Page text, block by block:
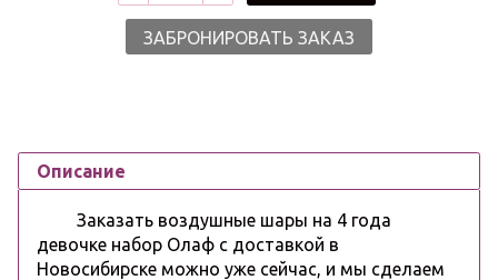
ЗАБРОНИРОВАТЬ ЗАКАЗ
Описание
Заказать воздушные шары на 4 года
девочке набор Олаф с доставкой в
Новосибирске можно уже сейчас, и мы сделаем